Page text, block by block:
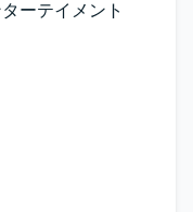
ーテイメント